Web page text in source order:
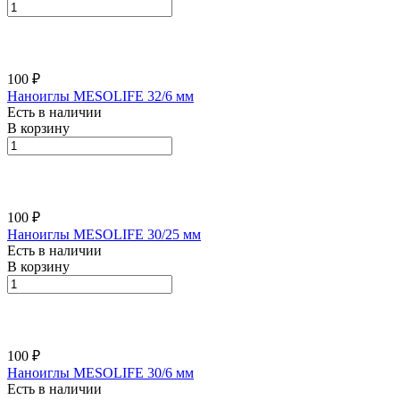
100 ₽
Наноиглы MESOLIFE 32/6 мм
Есть в наличии
В корзину
100 ₽
Наноиглы MESOLIFE 30/25 мм
Есть в наличии
В корзину
100 ₽
Наноиглы MESOLIFE 30/6 мм
Есть в наличии